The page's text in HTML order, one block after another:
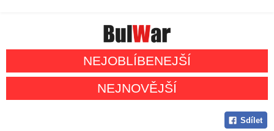
NEJOBLÍBENEJŠÍ
NEJNOVĚJŠÍ
Sdílet